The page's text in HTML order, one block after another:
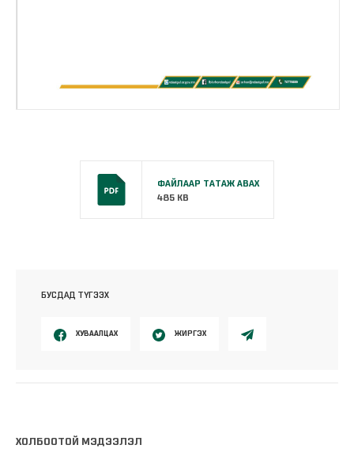
ФАЙЛААР ТАТАЖ АВАХ
485 KB
БУСДАД ТҮГЭЭХ
ХУВААЛЦАХ ЖИРГЭХ
ХОЛБООТОЙ МЭДЭЭЛЭЛ